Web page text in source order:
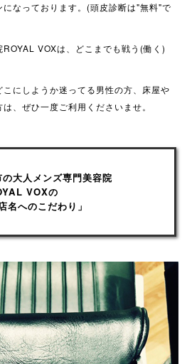
なっております。(頭皮診断は"無料"で
VOXは、どこまでも戦う(働く)
にしようか迷ってる男性の方、床屋や
、ぜひ一度ご利用くださいませ。
大人メンズ専門美容院
VOXの
名へのこだわり」